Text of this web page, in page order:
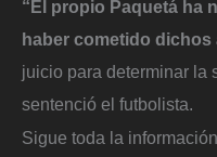
“El propio Paquetá ha
haber cometido dichos
juicio para determinar la
sentenció el futbolista.
Sigue toda la